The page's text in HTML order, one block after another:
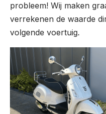
probleem! Wij maken
verrekenen de waarde
volgende voertuig.